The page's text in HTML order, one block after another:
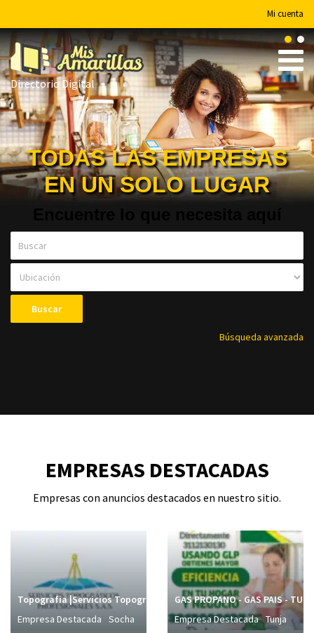
Mi cuenta
Directorio Digital
TODAS LAS EMPRESAS
EN UN SOLO LUGAR
Buscar
Búsqueda avanzada
EMPRESAS DESTACADAS
Empresas con anuncios destacados en nuestro sitio.
Empresa Destacada Socha
Topografia |Servicios Topográficos Profesionales SAS | en Socha
Empresa Destacada Tunja
GAS PROPANO - GAS PAIS -